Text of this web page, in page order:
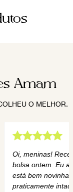
Amam
O MELHOR.
Oi, meninas!
bolsa ontem. Eu
está bem novinha,
praticamente